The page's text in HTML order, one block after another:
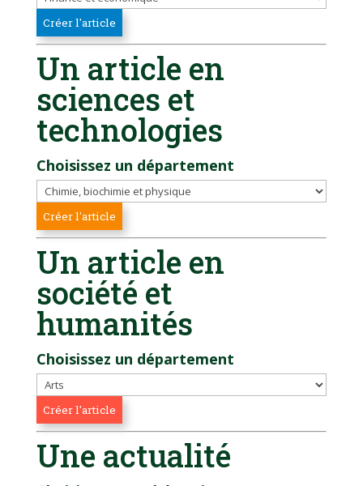
Un article en
sciences et
technologies
Choisissez un département
Un article en
société et
humanités
Choisissez un département
Une actualité